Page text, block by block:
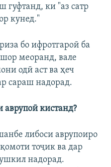
гуфтанд, ки "аз сатр
кунед."
бо ифротгароӣ ба
меоранд, вале
одӣ аст ва ҳеч
сараш надорад.
кистанд?
либоси аврупоиро
тоҷик ва дар
надорад.